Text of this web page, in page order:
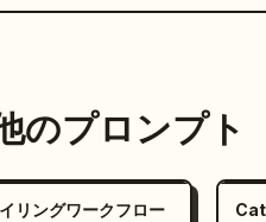
のプロンプト
リングワークフロー